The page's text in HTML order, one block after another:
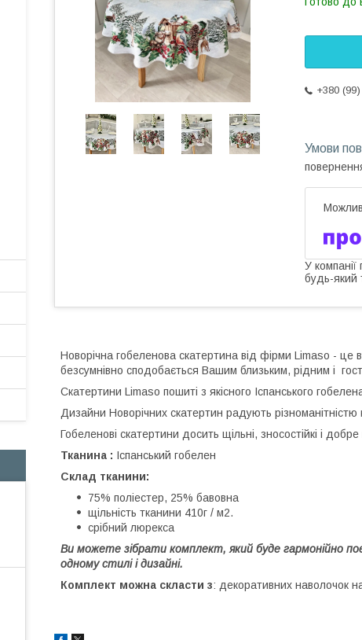
+380
У
будь-який
Новорічна гобеленова скатертина від фірми Limaso - це
безсумнівно сподобається Вашим близьким, рідним і
Скатертини Limaso пошиті з якісного Іспанського
Дизайни Новорічних скатертин радують різноманітністю
Гобеленові скатертини досить щільні, зносостійкі і
Тканина : Іспанський гобелен
Склад тканини:
75% поліестер, 25% бавовна
щільність тканини 410г / м2.
срібний люрекса
Ви можете зібрати комплект, який буде гармонійно
одному стилі і дизайні.
Комплект можна скласти з: декоративних наволочок